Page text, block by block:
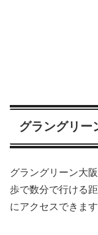
グラングリー
グラングリーン大
歩で数分で行ける
にアクセスできます